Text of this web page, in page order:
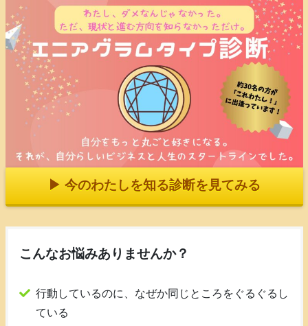
▶︎ 今のわたしを知る診断を見てみる
こんなお悩みありませんか？
行動しているのに、なぜか同じところをぐるぐるし
ている